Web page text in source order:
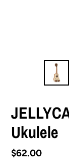
Ukulele
Prix
$62.00